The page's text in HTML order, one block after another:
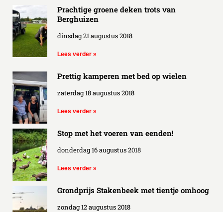
Prachtige groene deken trots van
Berghuizen
dinsdag 21 augustus 2018
Lees verder »
Prettig kamperen met bed op wielen
zaterdag 18 augustus 2018
Lees verder »
Stop met het voeren van eenden!
donderdag 16 augustus 2018
Lees verder »
Grondprijs Stakenbeek met tientje omhoog
zondag 12 augustus 2018